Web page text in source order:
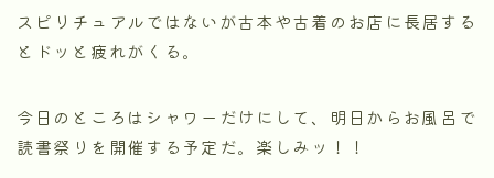
スピリチュアルではないが古本や古着のお店に長居する
とドッと疲れがくる。
今日のところはシャワーだけにして、明日からお風呂で
読書祭りを開催する予定だ。楽しみッ！！